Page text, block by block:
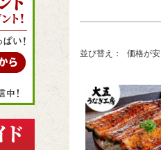
並び替え 価格が